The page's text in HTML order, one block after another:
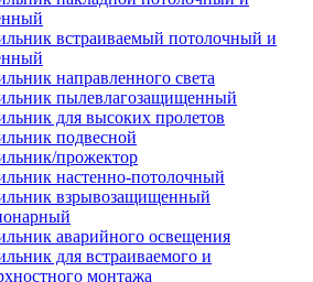
встраиваемый потолочный и
направленного света
пылевлагозащищенный
для высоких пролетов
подвесной
прожектор
настенно-потолочный
взрывозащищенный
аварийного освещения
для встраиваемого и
монтажа